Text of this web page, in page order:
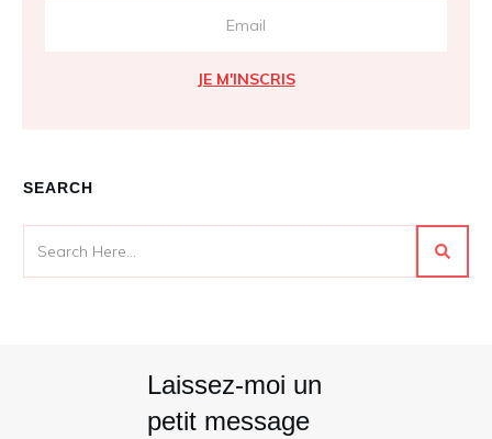
JE M'INSCRIS
SEARCH
Laissez-moi un
petit message